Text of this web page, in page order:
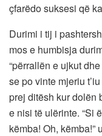
çfarëdo suksesi që
Durimi i tij i
mos e humbisja
“përrallën e ujkut
se po vinte mjeriu
prej ditësh kur dolën
e nisi të ulërinte. “Si
këmba! Oh, këmba!”